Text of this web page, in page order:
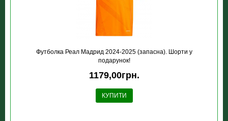
Футболка Реал Мадрид 2024-2025 (запасна). Шорти у
подарунок!
1179,00грн.
КУПИТИ